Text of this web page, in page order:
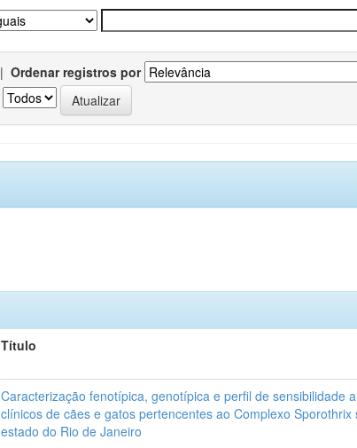
| Ordenar registros por
Título
Caracterização fenotípica, genotípica e perfil de sensibilidade
clínicos de cães e gatos pertencentes ao Complexo Sporothrix
estado do Rio de Janeiro